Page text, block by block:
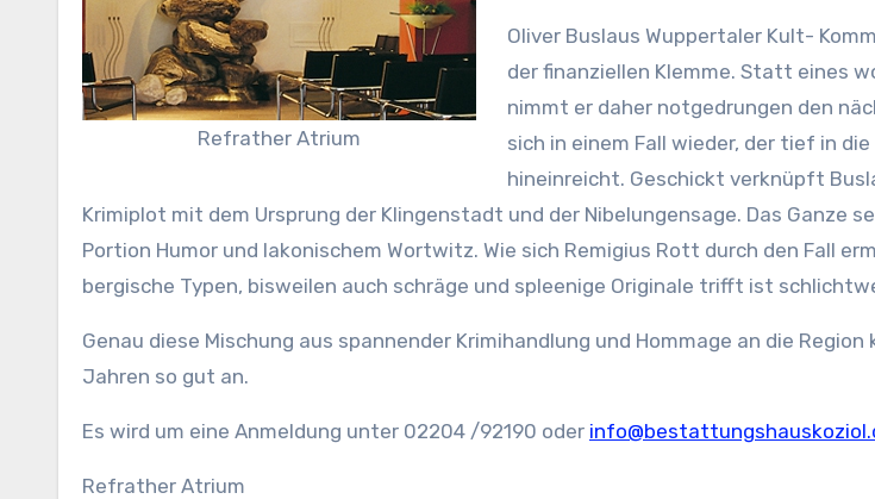
Refrather Atrium
Oliver Buslaus Wuppertaler Kult-
der finanziellen Klemme. Statt eines
nimmt er daher notgedrungen den
sich in einem Fall wieder, der tief in
hineinreicht. Geschickt verknüpft
Krimiplot mit dem Ursprung der Klingenstadt und der Nibelungensage. Das Ganze
Portion Humor und lakonischem Wortwitz. Wie sich Remigius Rott durch den Fall
bergische Typen, bisweilen auch schräge und spleenige Originale trifft ist
Genau diese Mischung aus spannender Krimihandlung und Hommage an die
Jahren so gut an.
Es wird um eine Anmeldung unter 02204 /92190 oder
Refrather Atrium